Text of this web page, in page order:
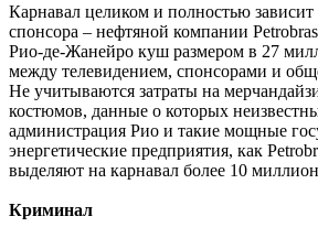
Карнавал целиком и полностью зависит
спонсора – нефтяной компании
Рио-де-Жанейро куш размером в 27
между телевидением, спонсорами и
Не учитываются затраты на
костюмов, данные о которых
администрация Рио и такие мощные
энергетические предприятия, как
выделяют на карнавал более 10
Криминал